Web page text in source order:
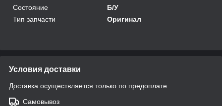
Состояние
Б/У
Тип запчасти
Оригинал
Условия доставки
Доставка осуществляется только по предоплате.
Самовывоз